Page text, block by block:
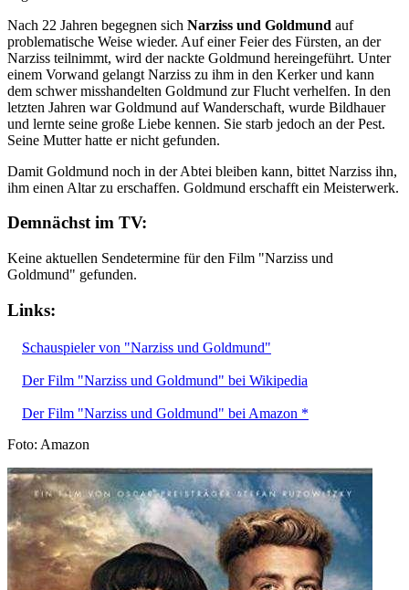
Nach 22 Jahren begegnen sich Narziss und Goldmund auf
problematische Weise wieder. Auf einer Feier des Fürsten, an der
Narziss teilnimmt, wird der nackte Goldmund hereingeführt. Unter
einem Vorwand gelangt Narziss zu ihm in den Kerker und kann
dem schwer misshandelten Goldmund zur Flucht verhelfen. In den
letzten Jahren war Goldmund auf Wanderschaft, wurde Bildhauer
und lernte seine große Liebe kennen. Sie starb jedoch an der Pest.
Seine Mutter hatte er nicht gefunden.
Damit Goldmund noch in der Abtei bleiben kann, bittet Narziss ihn,
ihm einen Altar zu erschaffen. Goldmund erschafft ein Meisterwerk.
Demnächst im TV:
Keine aktuellen Sendetermine für den Film "Narziss und
Goldmund" gefunden.
Links:
Schauspieler von "Narziss und Goldmund"
Der Film "Narziss und Goldmund" bei Wikipedia
Der Film "Narziss und Goldmund" bei Amazon *
Foto: Amazon